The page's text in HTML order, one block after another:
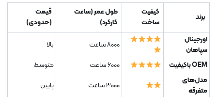
برند
کیفیت
ساخت
طول عمر (ساعت
کارکرد)
قیمت
(حدودی)
اورجینال
سپاهان
8000 ساعت
بالا
OEM باکیفیت
6000 ساعت
متوسط
مدل‌های
متفرقه
3000 ساعت
پایین